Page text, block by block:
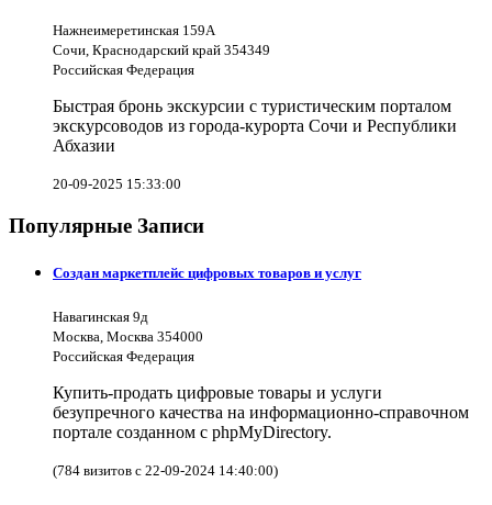
Нажнеимеретинская 159А
Сочи, Краснодарский край 354349
Российская Федерация
Быстрая бронь экскурсии с туристическим порталом
экскурсоводов из города-курорта Сочи и Республики
Абхазии
20-09-2025 15:33:00
Популярные Записи
Создан маркетплейс цифровых товаров и услуг
Навагинская 9д
Москва, Москва 354000
Российская Федерация
Купить-продать цифровые товары и услуги
безупречного качества на информационно-справочном
портале созданном с phpMyDirectory.
(784 визитов с 22-09-2024 14:40:00)